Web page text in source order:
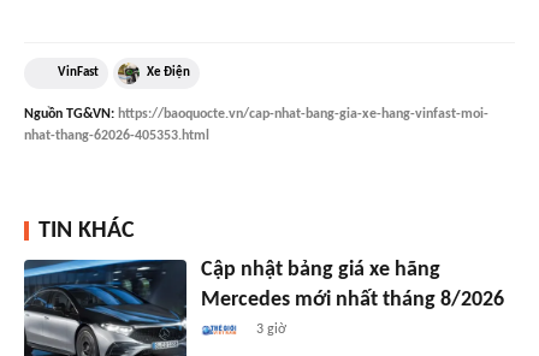
VinFast Xe Điện
Nguồn TG&VN: https://baoquocte.vn/cap-nhat-bang-gia-xe-hang-vinfast-moi-
nhat-thang-62026-405353.html
TIN KHÁC
Cập nhật bảng giá xe hãng
Mercedes mới nhất tháng 8/2026
3 giờ